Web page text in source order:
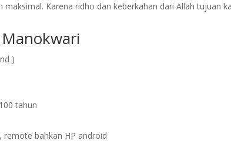
Karena ridho dan keberkahan dari Allah tujuan
)
tahun
bahkan HP android